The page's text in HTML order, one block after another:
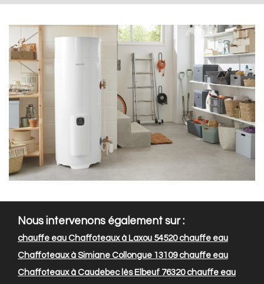
Nous intervenons également sur :
chauffe eau Chaffoteaux à Laxou 54520chauffe eau
Chaffoteaux à Simiane Collongue 13109chauffe eau
Chaffoteaux à Caudebec lès Elbeuf 76320chauffe eau